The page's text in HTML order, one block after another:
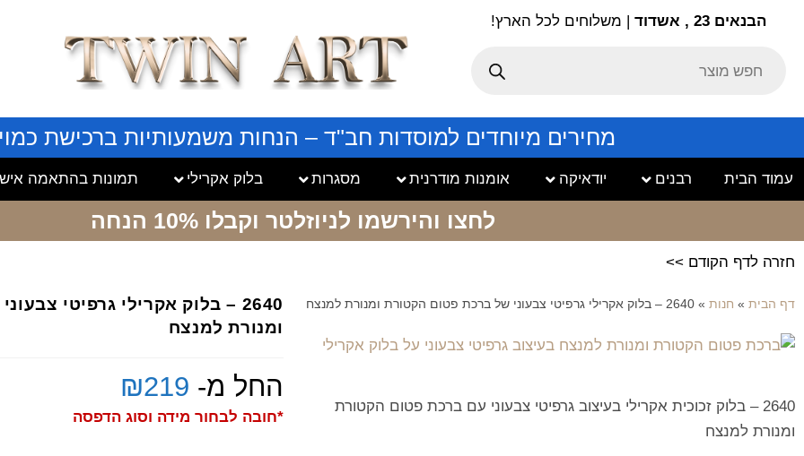
הבנאים 23 , אשדוד | משלוחים לכל הארץ!
מחירים מיוחדים למוסדות חב"ד – הנחות משמעותיות ברכישת
עמוד הבית רבנים יודאיקה אומנות מודרנית מסגרות בלוק אקרילי תמונות בהתאמה
לחצו והירשמו לניוזלטר וקבלו 10% הנחה
חזרה לדף הקודם >>
דף הבית » חנות » 2640 – בלוק אקרילי גרפיטי צבעוני של ברכת פטום הקטורת ומנורת למנצח
2640 – בלוק זכוכית אקרילי בעיצוב גרפיטי צבעוני עם ברכת פטום הקטורת
ומנורת למנצח
2640 – בלוק אקרילי גרפיטי
ומנורת למנצח
החל מ- ₪219
*חובה לבחור מידה וסוג הדפסה